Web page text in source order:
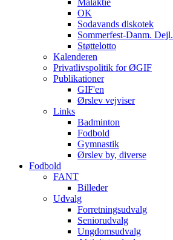
Målaktie
OK
Sodavands diskotek
Sommerfest-Danm. Dejl.
Støttelotto
Kalenderen
Privatlivspolitik for ØGIF
Publikationer
GIF'en
Ørslev vejviser
Links
Badminton
Fodbold
Gymnastik
Ørslev by, diverse
Fodbold
FANT
Billeder
Udvalg
Forretningsudvalg
Seniorudvalg
Ungdomsudvalg